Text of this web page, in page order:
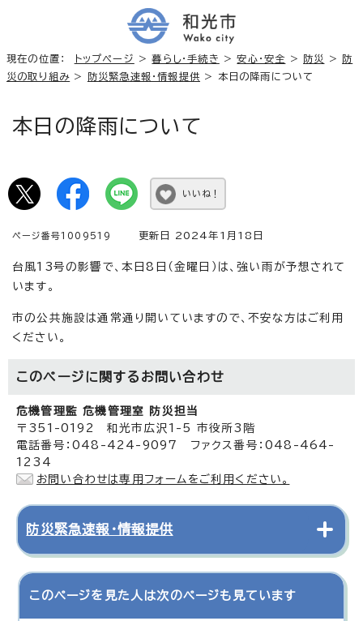
現在の位置： トップページ >暮らし・手続き >安心・安全 > 防災 >
防
災の取り組み > 防災緊急速報・情報提供 > 本日の降雨について
本日の降雨について
いいね！
ページ番号1009519 更新日 2024年1月18日
台風13号の影響で、本日8日（金曜日）は、強い雨が予想されて
います。
市の公共施設は通常通り開いていますので、不安な方はご利用
ください。
このページに関する お問い合わせ
危機管理監 危機管理室 防災担当
〒351-0192 和光市広沢1-5 市役所3階
電話番号：048-424-9097 ファクス番号：048-464-
1234
お問い合わせは専用フォームをご利用ください。
防災緊急速報・情報提供
このページを見た人は次のページも見ています